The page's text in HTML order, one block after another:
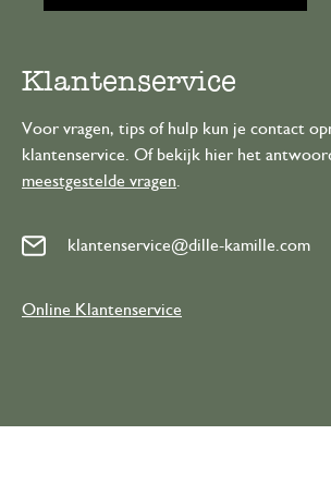
Klantenservice
Voor vragen, tips of hulp kun je contact
klantenservice. Of bekijk hier het
meestgestelde vragen
klantenservice@dille-kamille.com
Online Klantenservice